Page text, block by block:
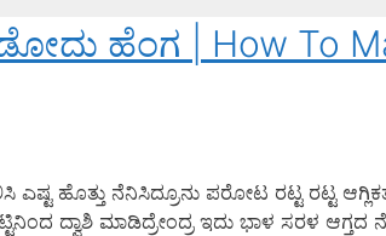
ಹೆಂಗ | How To
ಹೊತ್ತು ನೆನಿಸಿದ್ರೂನು ಪರೋಟ ರಟ್ಟ ರಟ್ಟ
ದ್ವಾಶಿ ಮಾಡಿದ್ರೇಂದ್ರ ಇದು ಭಾಳ ಸರಳ